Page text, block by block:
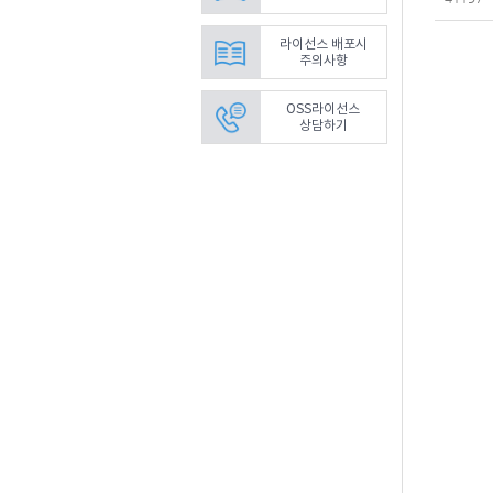
라이선스 배포시
주의사항
OSS라이선스
상담하기